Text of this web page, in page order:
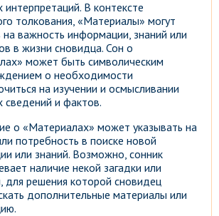
интерпретаций. В контексте
толкования, «Материалы» могут
на важность информации, знаний или
в жизни сновидца. Сон о
может быть символическим
о необходимости
на изучении и осмысливании
сведений и фактов.
о «Материалах» может указывать на
потребность в поиске новой
или знаний. Возможно, сонник
наличие некой загадки или
для решения которой сновидец
дополнительные материалы или